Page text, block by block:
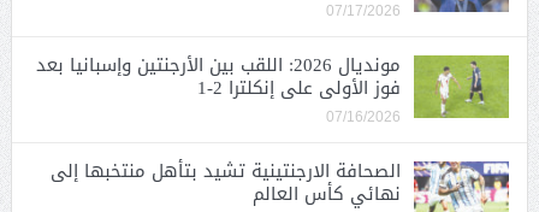
07/17/2026
مونديال 2026: اللقب بين الأرجنتين وإسبانيا بعد
فوز الأولى على إنكلترا 2-1
07/16/2026
الصحافة الارجنتينية تشيد بتأهل منتخبها إلى
نهائي كأس العالم